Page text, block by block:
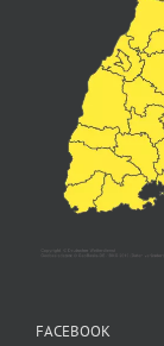
FACEBOOK